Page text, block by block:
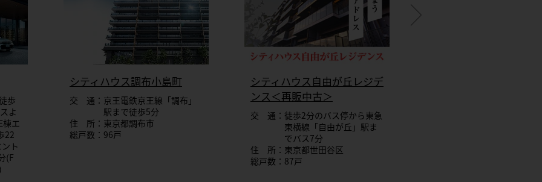
歩
よ
棟エ
22
ト
(F
シティハウス調布小島町
交 通：京王電鉄京王線「調布」
駅まで徒歩5分
住 所：東京都調布市
総戸数：96戸
シティハウス自由が丘レジデ
ンス＜再販中古＞
交 通：徒歩2分のバス停から東急
東横線「自由が丘」駅ま
でバス7分
住 所：東京都世田谷区
総戸数：87戸